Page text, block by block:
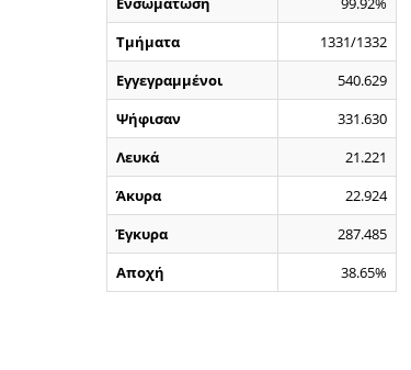
Τμήματα
1331/1332
Εγγεγραμμένοι
540.629
Ψήφισαν
331.630
Λευκά
21.221
Άκυρα
22.924
Έγκυρα
287.485
Αποχή
38.65%